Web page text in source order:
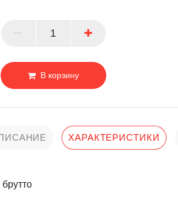
В корзину
ХАРАКТЕРИСТИКИ